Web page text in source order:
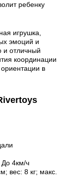
ребенку
игрушка,
эмоций и
и отличный
координации
в
До 4км/ч
вес: 8 кг; макс.